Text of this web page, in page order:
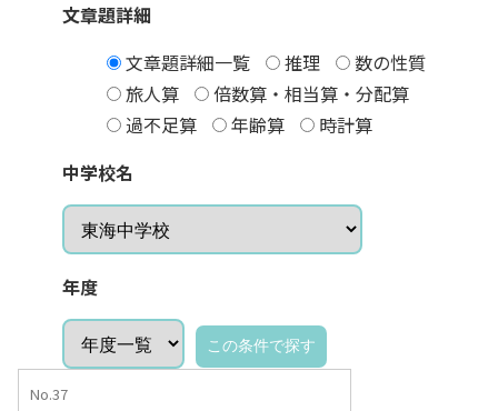
文章題詳細
文章題詳細一覧
推理
数の性質
旅人算
倍数算・相当算・分配算
過不足算
年齢算
時計算
中学校名
年度
No.37